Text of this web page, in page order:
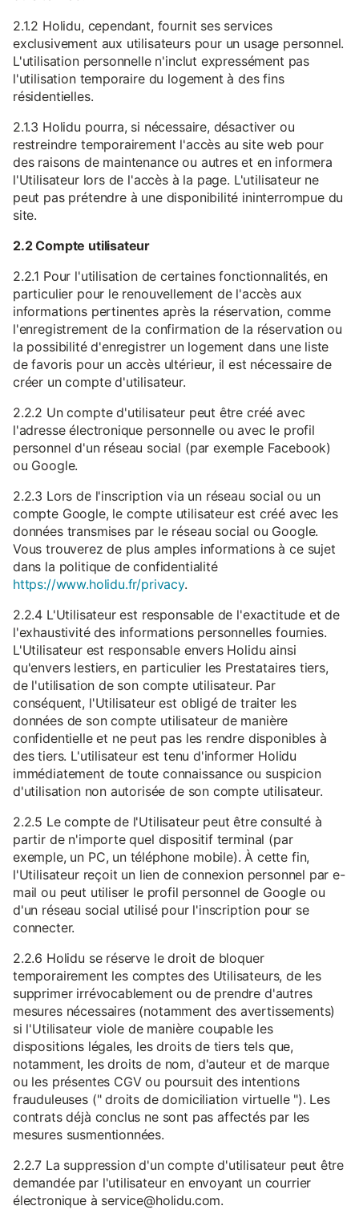
2.1.2 Holidu, cependant, fournit ses services
exclusivement aux utilisateurs pour un usage personnel.
L'utilisation personnelle n'inclut expressément pas
l'utilisation temporaire du logement à des fins
résidentielles.
2.1.3 Holidu pourra, si nécessaire, désactiver ou
restreindre temporairement l'accès au site web pour
des raisons de maintenance ou autres et en informera
l'Utilisateur lors de l'accès à la page. L'utilisateur ne
peut pas prétendre à une disponibilité ininterrompue du
site.
2.2 Compte utilisateur
2.2.1 Pour l'utilisation de certaines fonctionnalités, en
particulier pour le renouvellement de l'accès aux
informations pertinentes après la réservation, comme
l'enregistrement de la confirmation de la réservation ou
la possibilité d'enregistrer un logement dans une liste
de favoris pour un accès ultérieur, il est nécessaire de
créer un compte d'utilisateur.
2.2.2 Un compte d'utilisateur peut être créé avec
l'adresse électronique personnelle ou avec le profil
personnel d'un réseau social (par exemple Facebook)
ou Google.
2.2.3 Lors de l'inscription via un réseau social ou un
compte Google, le compte utilisateur est créé avec les
données transmises par le réseau social ou Google.
Vous trouverez de plus amples informations à ce sujet
dans la politique de confidentialité
https://www.holidu.fr/privacy.
2.2.4 L'Utilisateur est responsable de l'exactitude et de
l'exhaustivité des informations personnelles fournies.
L'Utilisateur est responsable envers Holidu ainsi
qu'envers lestiers, en particulier les Prestataires tiers,
de l'utilisation de son compte utilisateur. Par
conséquent, l'Utilisateur est obligé de traiter les
données de son compte utilisateur de manière
confidentielle et ne peut pas les rendre disponibles à
des tiers. L'utilisateur est tenu d'informer Holidu
immédiatement de toute connaissance ou suspicion
d'utilisation non autorisée de son compte utilisateur.
2.2.5 Le compte de l'Utilisateur peut être consulté à
partir de n'importe quel dispositif terminal (par
exemple, un PC, un téléphone mobile). À cette fin,
l'Utilisateur reçoit un lien de connexion personnel par e-
mail ou peut utiliser le profil personnel de Google ou
d'un réseau social utilisé pour l'inscription pour se
connecter.
2.2.6 Holidu se réserve le droit de bloquer
temporairement les comptes des Utilisateurs, de les
supprimer irrévocablement ou de prendre d'autres
mesures nécessaires (notamment des avertissements)
si l'Utilisateur viole de manière coupable les
dispositions légales, les droits de tiers tels que,
notamment, les droits de nom, d'auteur et de marque
ou les présentes CGV ou poursuit des intentions
frauduleuses (" droits de domiciliation virtuelle "). Les
contrats déjà conclus ne sont pas affectés par les
mesures susmentionnées.
2.2.7 La suppression d'un compte d'utilisateur peut être
demandée par l'utilisateur en envoyant un courrier
électronique à service@holidu.com.